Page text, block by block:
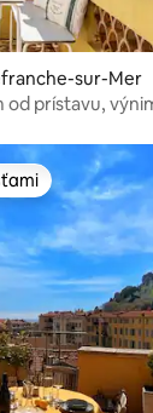
sur-Mer
od prístavu,
hosťami